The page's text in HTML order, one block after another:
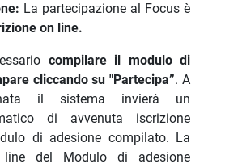
La partecipazione al Focus è
on line.
compilare il modulo di
cliccando su "Partecipa”. A
il sistema invierà un
di avvenuta iscrizione
di adesione compilato. La
line del Modulo di adesione